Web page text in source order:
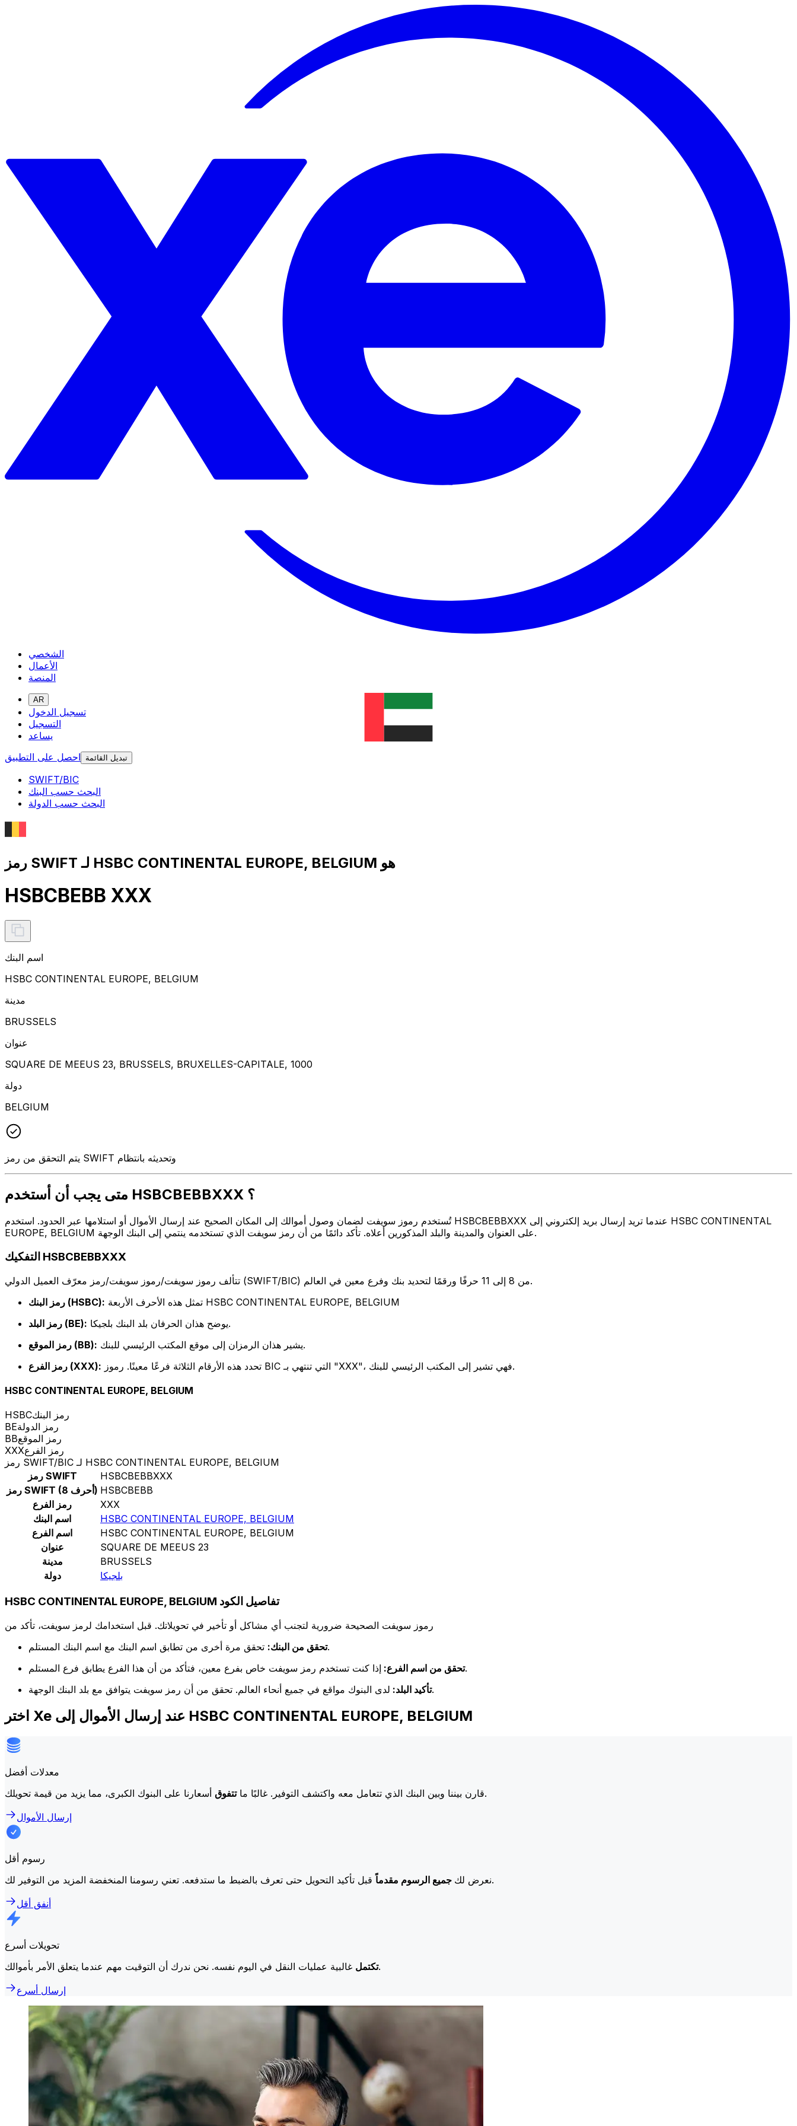
الشخصي
الأعمال
المنصة
AR
تسجيل الدخول
التسجيل
يساعد
احصل على التطبيق
تبديل القائمة
SWIFT/BIC
البحث حسب البنك
البحث حسب الدولة
رمز SWIFT لـ HSBC CONTINENTAL EUROPE, BELGIUM هو
HSBCBEBB XXX
اسم البنك
HSBC CONTINENTAL EUROPE, BELGIUM
مدينة
BRUSSELS
عنوان
SQUARE DE MEEUS 23, BRUSSELS, BRUXELLES-CAPITALE, 1000
دولة
BELGIUM
يتم التحقق من رمز SWIFT وتحديثه بانتظام
متى يجب أن أستخدم HSBCBEBBXXX ؟
تُستخدم رموز سويفت لضمان وصول أموالك إلى المكان الصحيح عند إرسال الأموال أو استلامها عبر الحدود. استخدم HSBCBEBBXXX عندما تريد إرسال بريد إلكتروني إلى HSBC CONTINENTAL
EUROPE, BELGIUM على العنوان والمدينة والبلد المذكورين أعلاه. تأكد دائمًا من أن رمز سويفت الذي تستخدمه ينتمي إلى البنك الوجهة.
التفكيك HSBCBEBBXXX
تتألف رموز سويفت/رموز سويفت/رمز معرّف العميل الدولي (SWIFT/BIC) من 8 إلى 11 حرفًا ورقمًا لتحديد بنك وفرع معين في العالم.
رمز البنك (HSBC):
تمثل هذه الأحرف الأربعة HSBC CONTINENTAL EUROPE, BELGIUM
رمز البلد (BE):
يوضح هذان الحرفان بلد البنك بلجيكا.
رمز الموقع (BB):
يشير هذان الرمزان إلى موقع المكتب الرئيسي للبنك.
رمز الفرع (XXX):
تحدد هذه الأرقام الثلاثة فرعًا معينًا. رموز BIC التي تنتهي بـ "XXX"، فهي تشير إلى المكتب الرئيسي للبنك.
HSBC CONTINENTAL EUROPE, BELGIUM
HSBCرمز البنك
BEرمز الدولة
BBرمز الموقع
XXXرمز الفرع
رمز SWIFT/BIC لـ HSBC CONTINENTAL EUROPE, BELGIUM
رمز SWIFT
HSBCBEBBXXX
رمز SWIFT (8 أحرف) HSBCBEBB
رمز الفرع
XXX
اسم البنك
HSBC CONTINENTAL EUROPE, BELGIUM
اسم الفرع
HSBC CONTINENTAL EUROPE, BELGIUM
عنوان
SQUARE DE MEEUS 23
مدينة
BRUSSELS
دولة
بلجيكا
HSBC CONTINENTAL EUROPE, BELGIUM تفاصيل الكود
رموز سويفت الصحيحة ضرورية لتجنب أي مشاكل أو تأخير في تحويلاتك. قبل استخدامك لرمز سويفت، تأكد من
تحقق من البنك:تحقق مرة أخرى من تطابق اسم البنك مع اسم البنك المستلم.
تحقق من اسم الفرع:إذا كنت تستخدم رمز سويفت خاص بفرع معين، فتأكد من أن هذا الفرع يطابق فرع المستلم.
تأكيد البلد:لدى البنوك مواقع في جميع أنحاء العالم. تحقق من أن رمز سويفت يتوافق مع بلد البنك الوجهة.
اختر Xe عند إرسال الأموال إلى HSBC CONTINENTAL EUROPE, BELGIUM
معدلات أفضل
قارن بيننا وبين البنك الذي تتعامل معه واكتشف التوفير. غالبًا ماتتفوق
أسعارنا على البنوك الكبرى، مما يزيد من قيمة تحويلك.
إرسال الأموال
رسوم أقل
نعرض لك جميع الرسوم مقدماً
قبل تأكيد التحويل حتى تعرف بالضبط ما ستدفعه. تعني رسومنا المنخفضة المزيد من التوفير لك.
أنفق أقل
تحويلات أسرع
تكتملغالبية عمليات النقل في اليوم نفسه. نحن ندرك أن التوقيت مهم عندما يتعلق الأمر بأموالك.
إرسال أسرع